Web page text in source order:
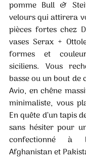
pomme Bull &
velours qui attirera
pièces fortes chez
vases Serax +
formes et
siciliens. Vous
basse ou un bout de
Avio, en chêne
minimaliste, vous
En quête d’un tapis
sans hésiter pour
confectionné
Afghanistan et